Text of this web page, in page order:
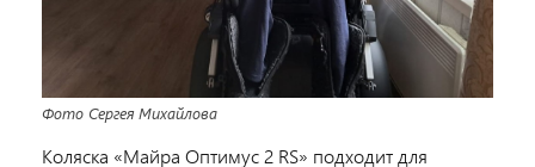
Фото Сергея Михайлова
Коляска «Майра Оптимус 2 RS» подходит для